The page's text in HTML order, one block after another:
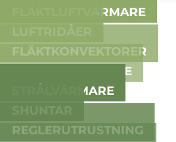
FLÄKTLUFTVÄRMARE
LUFTRIDÅER
FLÄKTKONVEKTORER
FLÄKTLUFTKYLARE
STRÅLVÄRMARE
SHUNTAR
REGLERUTRUSTNING